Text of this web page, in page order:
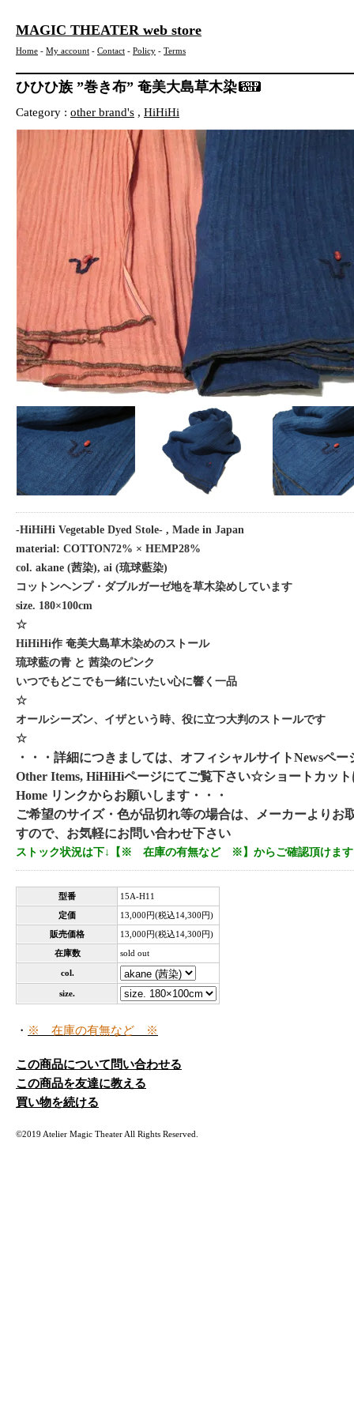
MAGIC THEATER web store
Home - My account - Contact - Policy - Terms
ひひひ族 ”巻き布” 奄美大島草木染
Category : other brand's , HiHiHi
-HiHiHi Vegetable Dyed Stole- , Made in Japan
material: COTTON72% × HEMP28%
col. akane (茜染), ai (琉球藍染)
コットンヘンプ・ダブルガーゼ地を草木染めしています
size. 180×100cm
☆
HiHiHi作 奄美大島草木染めのストール
琉球藍の青 と 茜染のピンク
いつでもどこでも一緒にいたい心に響く一品
☆
オールシーズン、イザという時、役に立つ大判のストールです
☆
・・・詳細につきましては、オフィシャルサイトNewsペ
Other Items, HiHiHiページにてご覧下さい☆ショートカッ
Home リンクからお願いします・・・
ご希望のサイズ・色が品切れ等の場合は、メーカーよりお
すので、お気軽にお問い合わせ下さい
ストック状況は下↓【※ 在庫の有無など ※】からご確認頂けます
型番
15A-H11
定価
13,000円(税込14,300円)
販売価格
13,000円(税込14,300円)
在庫数
sold out
col.
size.
・ ※ 在庫の有無など ※
この商品について問い合わせる
この商品を友達に教える
買い物を続ける
©2019 Atelier Magic Theater All Rights Reserved.